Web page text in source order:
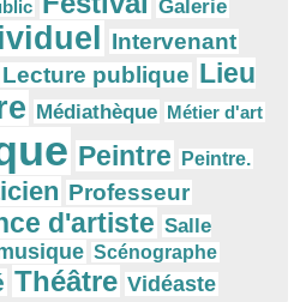
Galerie
Intervenant
Lecture publique Lieu
Médiathèque Métier d'art
Peintre Peintre.
Professeur
d'artiste Salle
Scénographe
Théâtre Vidéaste